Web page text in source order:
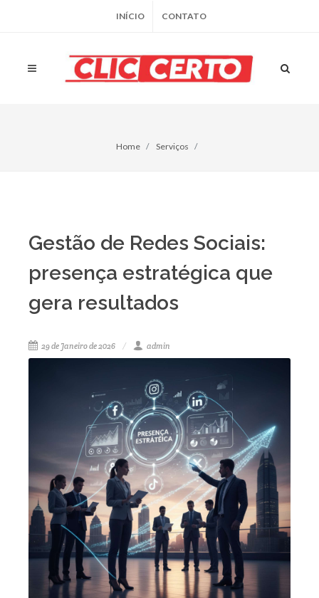
INÍCIO CONTATO
Home Serviços
Gestão de Redes Sociais:
presença estratégica que
gera resultados
29 de Janeiro de 2026 admin